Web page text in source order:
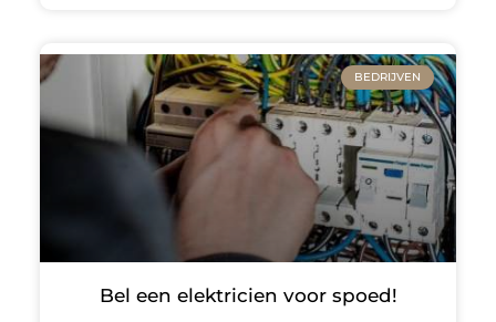
BEDRIJVEN
Bel een elektricien voor spoed!